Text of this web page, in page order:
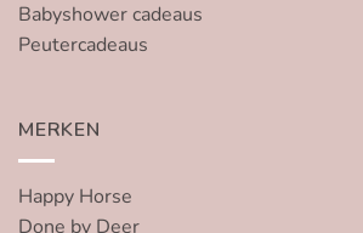
Babyshower cadeaus
Peutercadeaus
MERKEN
Happy Horse
Done by Deer